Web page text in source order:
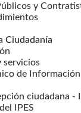
y
Ciudadanía
servicios
de
ciudadana -
IPES